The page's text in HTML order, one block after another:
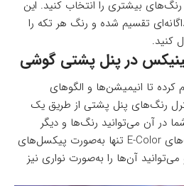
بیشتری را انتخاب کنید. این
تقسیم شده و رنگ هر تکه را
کنید.
کرده تا انیمیشن‌ها و الگوهای
رنگ‌های پنل پشتی از طریق یک
در آن می‌توانید رنگ‌ها و دیگر
تنظیمات را کنترل کنید. رنگ‌های E-Color تنها به‌صورت پیکسل‌های
آن‌ها را به‌صورت نواری نیز